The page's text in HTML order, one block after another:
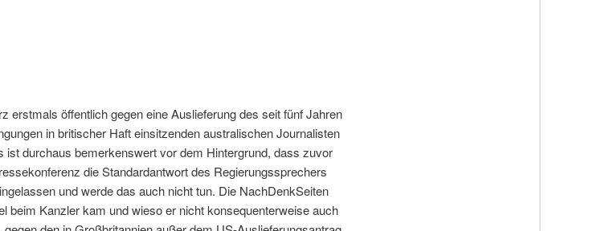
erstmals öffentlich gegen eine Auslieferung des seit fünf Jahren
in britischer Haft einsitzenden australischen Journalisten
durchaus bemerkenswert vor dem Hintergrund, dass zuvor
die Standardantwort des Regierungssprechers
und werde das auch nicht tun. Die NachDenkSeiten
beim Kanzler kam und wieso er nicht konsequenterweise auch